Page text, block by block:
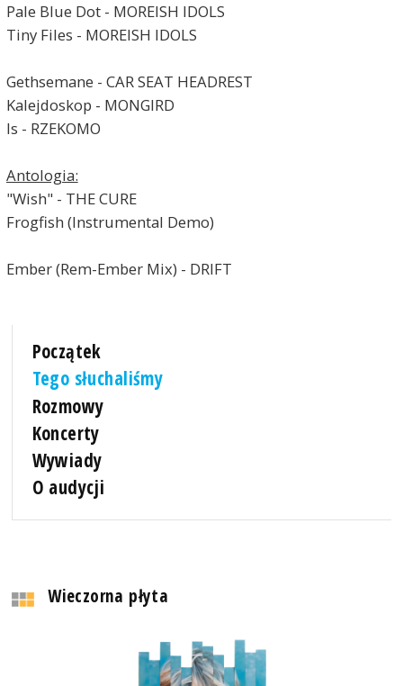
Pale Blue Dot - MOREISH IDOLS
Tiny Files - MOREISH IDOLS
Gethsemane - CAR SEAT HEADREST
Kalejdoskop - MONGIRD
Is - RZEKOMO
Antologia:
"Wish" - THE CURE
Frogfish (Instrumental Demo)
Ember (Rem-Ember Mix) - DRIFT
Początek
Tego słuchaliśmy
Rozmowy
Koncerty
Wywiady
O audycji
Wieczorna płyta